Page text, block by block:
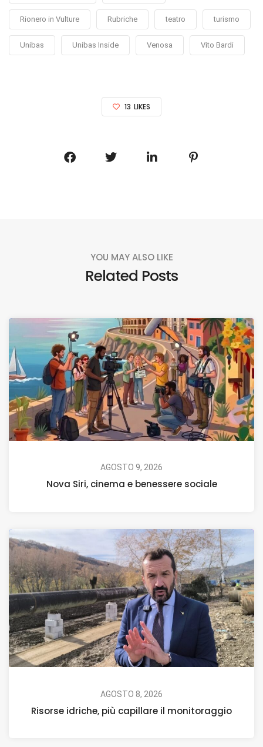
Rionero in Vulture Rubriche teatro turismo
Unibas Unibas Inside Venosa Vito Bardi
13 LIKES
YOU MAY ALSO LIKE
Related Posts
AGOSTO 9, 2026
Nova Siri, cinema e benessere sociale
AGOSTO 8, 2026
Risorse idriche, più capillare il monitoraggio